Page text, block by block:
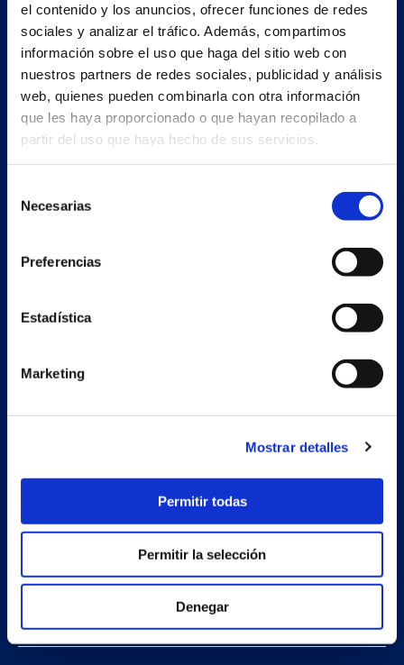
el contenido y los anuncios, ofrecer funciones de redes
sociales y analizar el tráfico. Además, compartimos
información sobre el uso que haga del sitio web con
nuestros partners de redes sociales, publicidad y análisis
web, quienes pueden combinarla con otra información
que les haya proporcionado o que hayan recopilado a
partir del uso que haya hecho de sus servicios.
Necesarias
Preferencias
Estadística
Marketing
Mostrar detalles
Permitir todas
Permitir la selección
Denegar
Nave auxiliar
Redondela
Pontevedra - España
Proyectos
Empresa
Trabaja con nosotros
Contacto